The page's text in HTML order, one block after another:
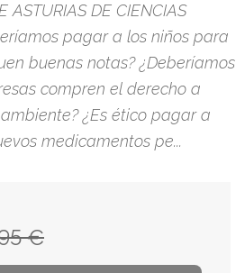
ASTURIAS DE CIENCIAS
pagar a los niños para
buenas notas? ¿Deberíamos
compren el derecho a
¿Es ético pagar a
medicamentos pe...
€